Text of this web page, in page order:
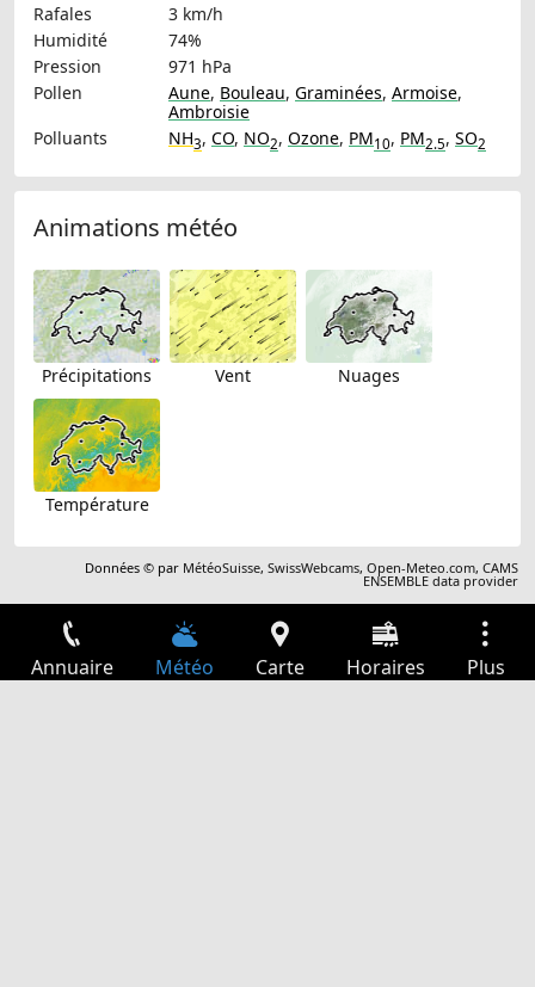
Rafales
3 km/h
Humidité
74%
Pression
971 hPa
Pollen
Aune, Bouleau, Graminées, Armoise,
Ambroisie
Polluants
NH3, CO, NO2, Ozone, PM10, PM2.5, SO2
Animations météo
Précipitations Vent Nuages
Température
Données © par MétéoSuisse,SwissWebcams,Open-Meteo.com,CAMS
ENSEMBLE data provider
Annuaire Météo Carte Horaires Plus